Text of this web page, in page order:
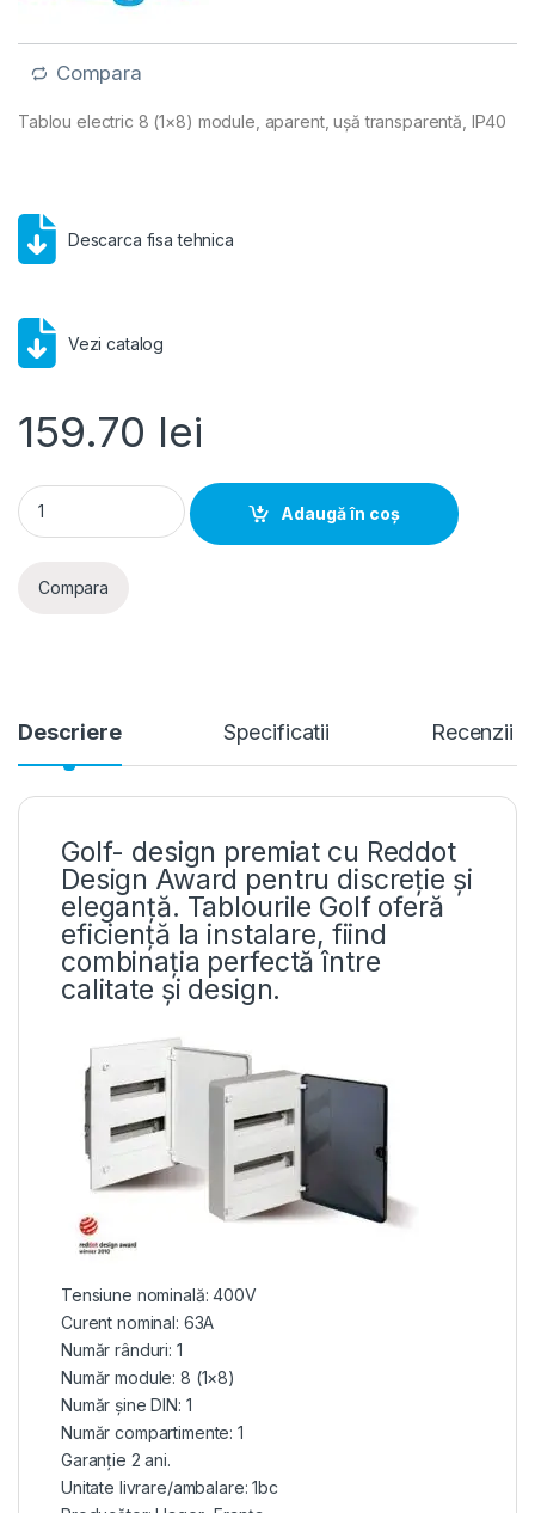
Compara
Tablou electric 8 (1×8) module, aparent, ușă transparentă, IP40
Descarca fisa tehnica
Vezi catalog
159.70 lei
Hager Golf- Tablou electric 8 module, aparent, usa
Adaugă în coș
Compara
Descriere Specificatii Recenzii
Golf- design premiat cu Reddot
Design Award pentru discreție și
eleganță. Tablourile Golf oferă
eficiență la instalare, fiind
combinația perfectă între
calitate și design.
Tensiune nominală: 400V
Curent nominal: 63A
Număr rânduri: 1
Număr module: 8 (1×8)
Număr șine DIN: 1
Număr compartimente: 1
Garanție 2 ani.
Unitate livrare/ambalare: 1bc